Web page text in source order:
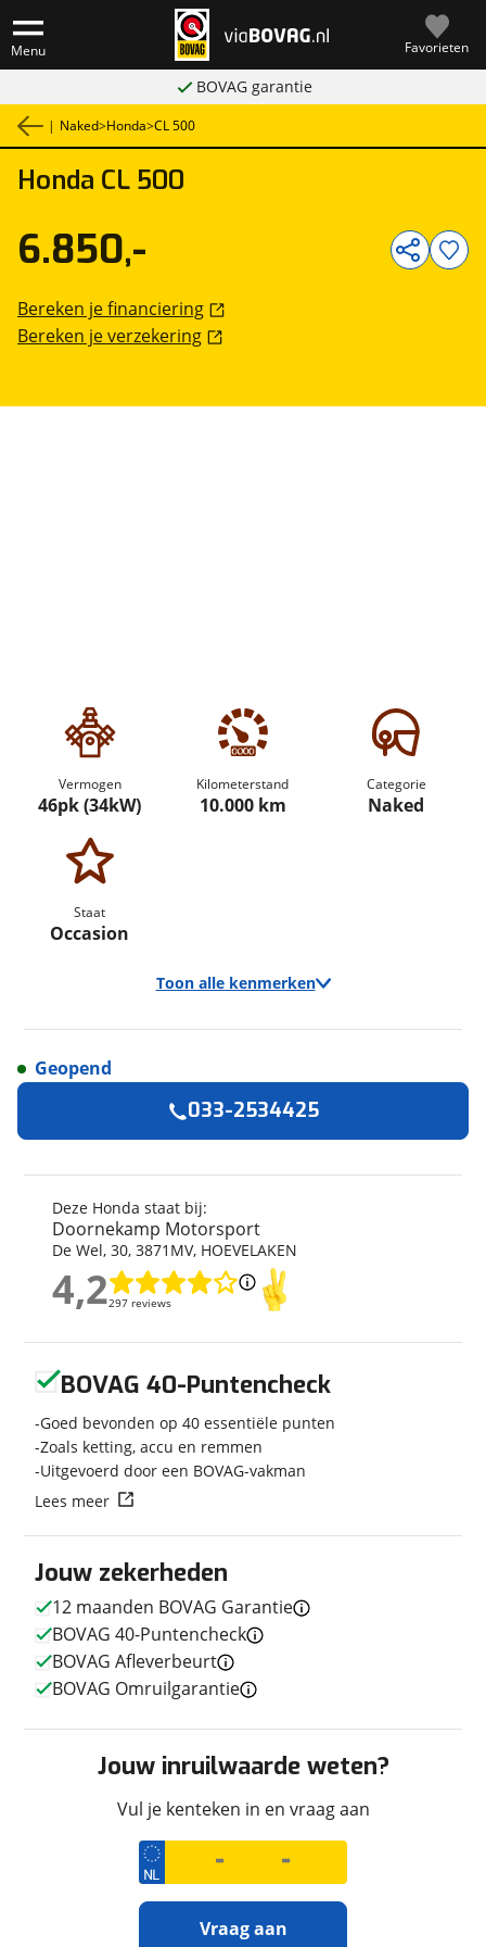
Menu Favorieten
BOVAG garantie
| Naked>Honda>CL 500
Honda CL 500
Vermogen
46pk (34kW)
Kilometerstand
10.000 km
Categorie
Naked
Staat
Occasion
Toon alle kenmerken
Merk
Honda
Model
CL 500
Kenteken
Kilometerstand
10.000 km
Bouwjaar
4-2023
Leeftijd
3 jaar en 4 maanden
Geschikt voor
A2 rijbewijs
Soort voertuig
Motor
Techniek
Vermogen
Uiterlijk
Blauw
Verbruik en milieu
0,0 gram per kilometer
6.850,-
Bereken je financiering
Bereken je verzekering
Deze Honda staat bij:
Doornekamp Motorsport
De Wel, 30, 3871MV, HOEVELAKEN
4,2297 reviews
4,2
Geopend
033-2534425
Jouw zekerheden
12 maanden BOVAG Garantie
BOVAG 40-Puntencheck
BOVAG Afleverbeurt
BOVAG Omruilgarantie
Jouw inruilwaarde weten?
Vul je kenteken in en vraag aan
Vraag aan
BOVAG 40-Puntencheck
Goed bevonden op 40 essentiële punten
Zoals ketting, accu en remmen
Uitgevoerd door een BOVAG-vakman
Lees meer